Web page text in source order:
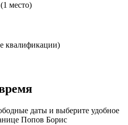
место)
квалификации)
даты и выберите удобное
Попов Борис